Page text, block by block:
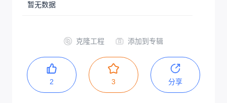
暂无数据
克隆工程 添加到专辑
2 3 分享